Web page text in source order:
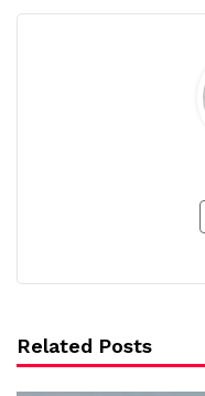
Related Posts